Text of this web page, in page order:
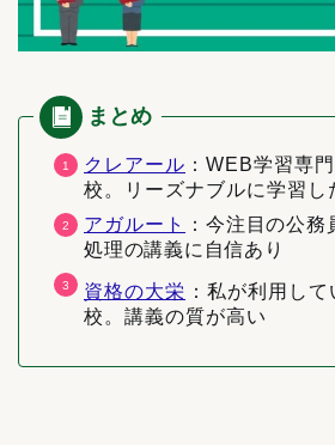
クレアール ：WEB学習専
校。リーズナブルに学習し
アガルート
： 今注目の公務
処理の講義に自信あり
資格の大栄 ：私が利用し
校。講義の質が高い